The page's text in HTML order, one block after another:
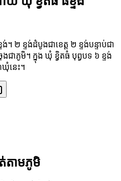
២ ខ្ទង់ដំបូងជាខេត្ត ២ ខ្ទង់បន្ទាប់ជា
ជាភូមិ។ ក្នុង ឃុំ ខ្វិតធំ បុព្វបទ ៦ ខ្ទង់
នេះ។
ាមភូមិ